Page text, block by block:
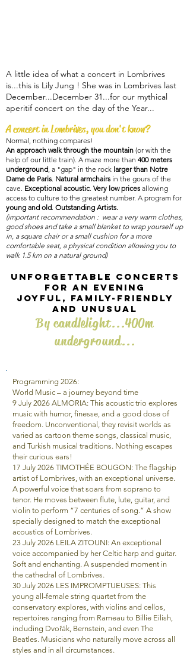
A little idea of what a concert in Lombrives
is...this is Lily Jung ! She was in Lombrives last
December...December 31...for our mythical
aperitif concert on the day of the Year...
A concert in Lombrives, you don't know?
Normal, nothing compares!
An approach walk through the mountain (or with the
help of our little train). A maze more than 400 meters
underground, a "gap" in the rock larger than Notre
Dame de Paris. Natural armchairs in the gours of the
cave. Exceptional acoustic. Very low prices allowing
access to culture to the greatest number. A program for
young and old. Outstanding Artists.
(important recommendation : wear a very warm clothes,
good shoes and take a small blanket to wrap yourself up
in, a square chair or a small cushion for a more
comfortable seat, a physical condition allowing you to
walk 1.5 km on a natural ground)
Unforgettable concerts
for an evening
joyful, family-friendly
and unusual
By candlelight...400m
underground...
Programming 2026:
World Music – a journey beyond time
9 July 2026 ALMORIA: This acoustic trio explores
music with humor, finesse, and a good dose of
freedom. Unconventional, they revisit worlds as
varied as cartoon theme songs, classical music,
and Turkish musical traditions. Nothing escapes
their curious ears!
17 July 2026 TIMOTHÉE BOUGON: The flagship
artist of Lombrives, with an exceptional universe.
A powerful voice that soars from soprano to
tenor. He moves between flute, lute, guitar, and
violin to perform “7 centuries of song.” A show
specially designed to match the exceptional
acoustics of Lombrives.
23 July 2026 LEILA ZITOUNI: An exceptional
voice accompanied by her Celtic harp and guitar.
Soft and enchanting. A suspended moment in
the cathedral of Lombrives.
30 July 2026 LES IMPROMPTUEUSES: This
young all-female string quartet from the
conservatory explores, with violins and cellos,
repertoires ranging from Rameau to Billie Eilish,
including Dvořák, Bernstein, and even The
Beatles. Musicians who naturally move across all
styles and in all circumstances.